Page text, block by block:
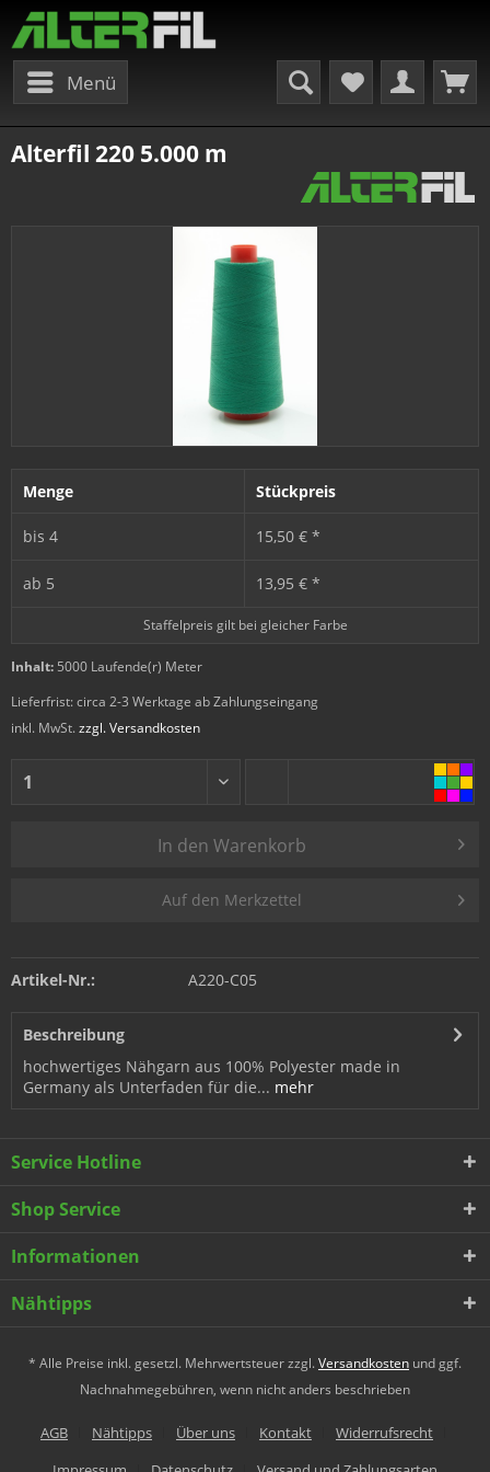
Menü
Alterfil 220 5.000 m
Menge Stückpreis
bis 4 15,50 € *
ab 5 13,95 € *
Staffelpreis gilt bei gleicher Farbe
Inhalt: 5000 Laufende(r) Meter
Lieferfrist: circa 2-3 Werktage ab Zahlungseingang
inkl. MwSt. zzgl. Versandkosten
In den Warenkorb
Auf den Merkzettel
Artikel-Nr.: A220-C05
Beschreibung
hochwertiges Nähgarn aus 100% Polyester made in
Germany als Unterfaden für die... mehr
Service Hotline
Shop Service
Informationen
Nähtipps
* Alle Preise inkl. gesetzl. Mehrwertsteuer zzgl. Versandkosten und ggf.
Nachnahmegebühren, wenn nicht anders beschrieben
AGB Nähtipps Über uns Kontakt
Widerrufsrecht